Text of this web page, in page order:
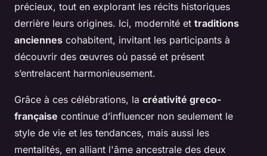
précieux, tout en explorant les récits historiques
derrière leurs origines. Ici, modernité et traditions
anciennes cohabitent, invitant les participants à
découvrir des œuvres où passé et présent
s’entrelacent harmonieusement.
Grâce à ces célébrations, la créativité greco-
française continue d’influencer non seulement le
style de vie et les tendances, mais aussi les
mentalités, en alliant l'âme ancestrale des deux